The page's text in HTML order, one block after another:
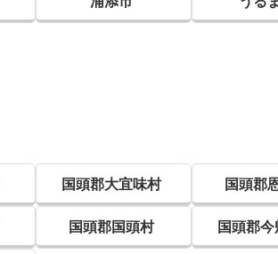
国頭郡大宜味村 国頭郡
国頭郡国頭村 国頭郡